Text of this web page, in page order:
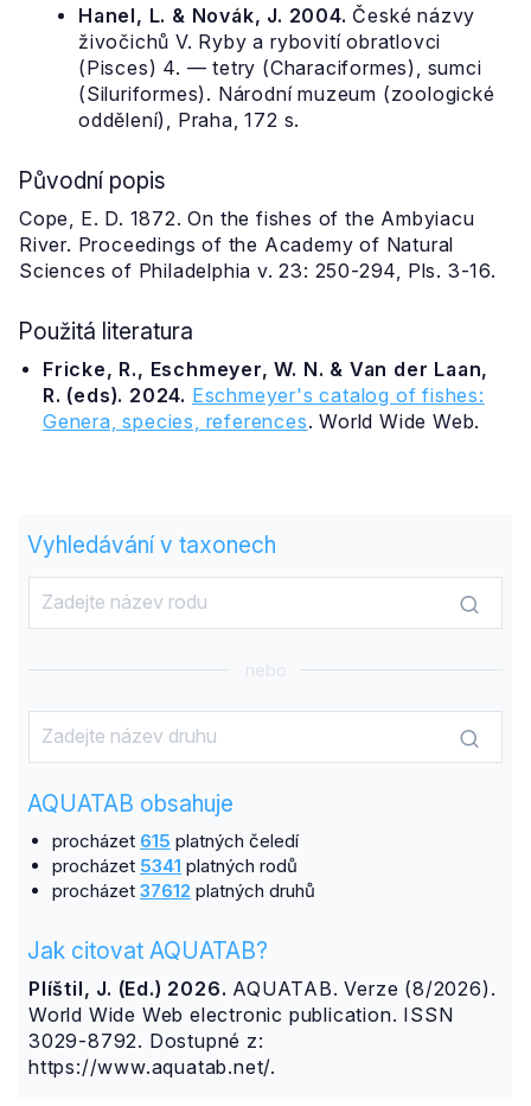
Hanel, L. & Novák, J. 2004. České názvy
živočichů V. Ryby a rybovití obratlovci
(Pisces) 4. — tetry (Characiformes), sumci
(Siluriformes). Národní muzeum (zoologické
oddělení), Praha, 172 s.
Původní popis
Cope, E. D. 1872. On the fishes of the Ambyiacu
River. Proceedings of the Academy of Natural
Sciences of Philadelphia v. 23: 250-294, Pls. 3-16.
Použitá literatura
Fricke, R., Eschmeyer, W. N. & Van der Laan,
R. (eds). 2024. Eschmeyer's catalog of fishes:
Genera, species, references. World Wide Web.
Vyhledávání v taxonech
nebo
AQUATAB obsahuje
procházet 615 platných čeledí
procházet 5341 platných rodů
procházet 37612 platných druhů
Jak citovat AQUATAB?
Plíštil, J. (Ed.) 2026. AQUATAB. Verze (8/2026).
World Wide Web electronic publication. ISSN
3029-8792. Dostupné z:
https://www.aquatab.net/.